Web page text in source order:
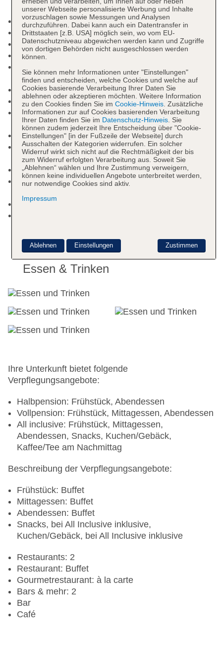
Rezeption
Lift
Gartenanlage, Sonnenterrasse
Pools: 2
Sonnenschirme: ohne Gebühr
Kinderpool
Badetücher: gegen Gebühr
Internet: WLAN/WiFi, im öffentlichen Bereich:
ohne Gebühr
Wäscheservice: gegen Gebühr
Zahlungsarten: TUI Card / VISA, MasterCard,
American Express
Haustiere nicht erlaubt
Parkmöglichkeiten: Parkplatz (nach
Etagen: 8, Zimmer: 416
Essen & Trinken
Ihre Unterkunft bietet folgende
Verpflegungsangebote:
Halbpension: Frühstück, Abendessen
Vollpension: Frühstück, Mittagessen, Abendessen
All inclusive: Frühstück, Mittagessen,
Abendessen, Snacks, Kuchen/Gebäck,
Kaffee/Tee am Nachmittag
Beschreibung der Verpflegungsangebote:
Frühstück: Buffet
Mittagessen: Buffet
Abendessen: Buffet
Snacks, bei All Inclusive inklusive,
Kuchen/Gebäck, bei All Inclusive inklusive
Restaurants: 2
Restaurant: Buffet
Gourmetrestaurant: à la carte
Bars & mehr: 2
Bar
Café
unserer Webseite personalisierte Werbung und Inhalte
vorzuschlagen sowie Messungen und Analysen
durchzuführen. Dabei kann auch ein Datentransfer in
Drittstaaten [z.B. USA] möglich sein, wo vom EU-
Datenschutzniveau abgewichen werden kann und Zugriffe
von dortigen Behörden nicht ausgeschlossen werden
können.
Sie können mehr Informationen unter "Einstellungen"
finden und entscheiden, welche Cookies und welche auf
Cookies basierende Verarbeitung Ihrer Daten Sie
ablehnen oder akzeptieren möchten. Weitere Information
zu den Cookies finden Sie im Cookie-Hinweis. Zusätzliche
Informationen zur auf Cookies basierenden Verarbeitung
Ihrer Daten finden Sie im Datenschutz-Hinweis. Sie
können zudem jederzeit Ihre Entscheidung über "Cookie-
Einstellungen" [in der Fußzeile der Webseite] durch
Ausschalten der Kategorien widerrufen. Ein solcher
Widerruf wirkt sich nicht auf die Rechtmäßigkeit der bis
zum Widerruf erfolgten Verarbeitung aus. Soweit Sie
„Ablehnen“ wählen und Ihre Zustimmung verweigern,
können keine individuellen Angebote unterbreitet werden,
nur notwendige Cookies sind aktiv.
Impressum
Zustimmen
Ablehnen Einstellungen